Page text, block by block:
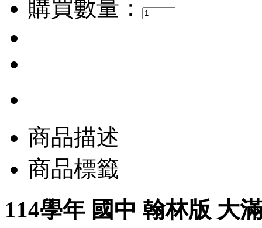
購買數量：
商品描述
商品標籤
114學年 國中 翰林版 大